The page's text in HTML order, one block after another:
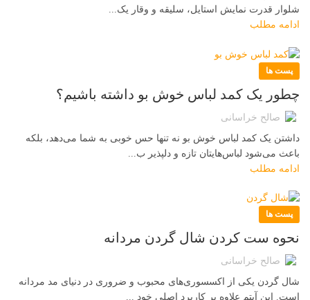
شلوار قدرت نمایش استایل، سلیقه و وقار یک...
ادامه مطلب
پست ها
چطور یک کمد لباس خوش بو داشته باشیم؟
صالح خراسانی
داشتن یک کمد لباس خوش بو نه تنها حس خوبی به شما می‌دهد، بلکه
باعث می‌شود لباس‌هایتان تازه و دلپذیر ب...
ادامه مطلب
پست ها
نحوه ست کردن شال گردن مردانه
صالح خراسانی
شال گردن یکی از اکسسوری‌های محبوب و ضروری در دنیای مد مردانه
است. این آیتم علاوه بر کاربرد اصلی خود ...